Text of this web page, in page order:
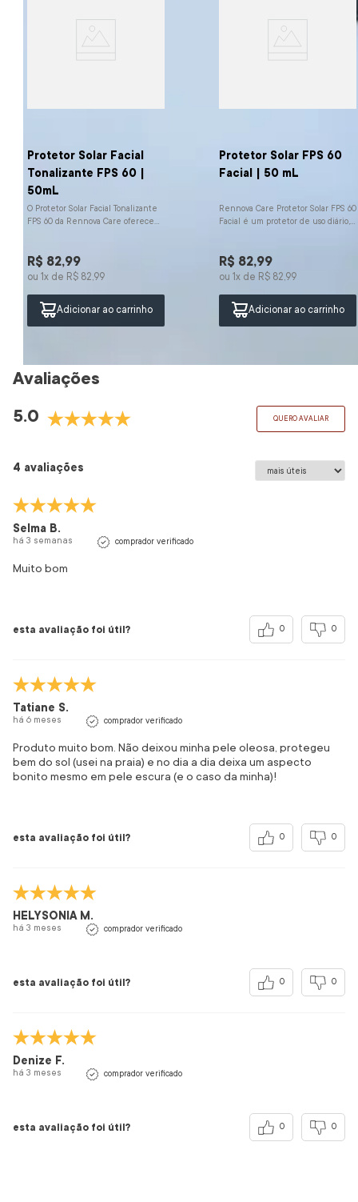
Protetor Solar Facial
Tonalizante FPS 60 |
50mL
O Protetor Solar Facial Tonalizante
FPS 60 da Rennova Care oferece
R$ 82,99
ou 1x de R$ 82 99
Adicionar ao carrinho
Protetor Solar FPS 60
Facial | 50 mL
Rennova Care Protetor Solar FPS 60
Facial é um protetor de uso diário,
R$ 82,99
ou 1x de R$ 82 99
Adicionar ao carrinho
Avaliações
5.0
QUERO AVALIAR
4 avaliações
Selma B.
há 3 semanas comprador verificado
Muito bom
esta avaliação foi útil? 0 0
Tatiane S.
há 6 meses comprador verificado
Produto muito bom. Não deixou minha pele oleosa, protegeu
bem do sol (usei na praia) e no dia a dia deixa um aspecto
bonito mesmo em pele escura (e o caso da minha)!
esta avaliação foi útil? 0 0
HELYSONIA M.
há 3 meses comprador verificado
esta avaliação foi útil? 0 0
Denize F.
há 3 meses comprador verificado
esta avaliação foi útil? 0 0